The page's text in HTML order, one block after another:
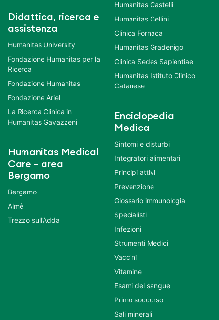
Didattica, ricerca e
assistenza
Humanitas University
Fondazione Humanitas per la
Ricerca
Fondazione Humanitas
Fondazione Ariel
La Ricerca Clinica in
Humanitas Gavazzeni
Humanitas Medical
Care – area
Bergamo
Bergamo
Almè
Trezzo sull’Adda
Humanitas Castelli
Humanitas Cellini
Clinica Fornaca
Humanitas Gradenigo
Clinica Sedes Sapientiae
Humanitas Istituto Clinico
Catanese
Enciclopedia
Medica
Sintomi e disturbi
Integratori alimentari
Principi attivi
Prevenzione
Glossario immunologia
Specialisti
Infezioni
Strumenti Medici
Vaccini
Vitamine
Esami del sangue
Primo soccorso
Sali minerali